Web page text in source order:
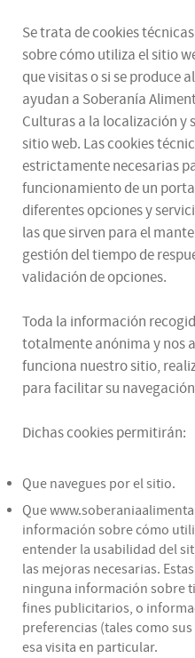
Se trata de cookies
sobre cómo utiliza el sitio
que visitas o si se produce
ayudan a Soberanía
Culturas a la localización y
sitio web. Las cookies
estrictamente necesarias
funcionamiento de un
diferentes opciones y
las que sirven para el
gestión del tiempo de
validación de opciones.
Toda la información
totalmente anónima y nos
funciona nuestro sitio,
para facilitar su
Dichas cookies permitirán:
Que navegues por el sitio.
Que
información sobre cómo
entender la usabilidad del
las mejoras necesarias.
ninguna información sobre
fines publicitarios, o
preferencias (tales como
esa visita en particular.